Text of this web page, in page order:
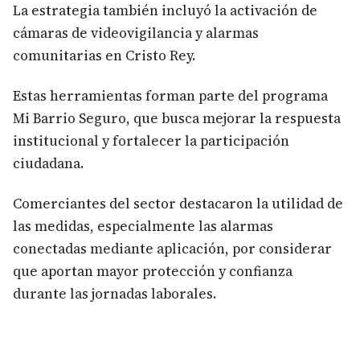
La estrategia también incluyó la activación de
cámaras de videovigilancia y alarmas
comunitarias en Cristo Rey.
Estas herramientas forman parte del programa
Mi Barrio Seguro, que busca mejorar la respuesta
institucional y fortalecer la participación
ciudadana.
Comerciantes del sector destacaron la utilidad de
las medidas, especialmente las alarmas
conectadas mediante aplicación, por considerar
que aportan mayor protección y confianza
durante las jornadas laborales.